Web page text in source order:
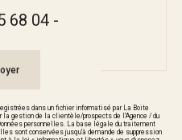
68 04 -
dans un fichier informatisé par La Boite
la gestion de la clientèle/prospects de l'Agence / du
personnelles. La base légale du traitement
sont conservées jusqu'à demande de suppression